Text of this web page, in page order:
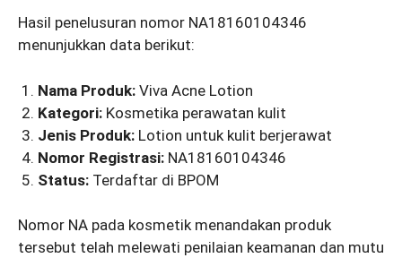
Hasil penelusuran nomor NA18160104346
menunjukkan data berikut:
Nama Produk: Viva Acne Lotion
Kategori: Kosmetika perawatan kulit
Jenis Produk: Lotion untuk kulit berjerawat
Nomor Registrasi: NA18160104346
Status: Terdaftar di BPOM
Nomor NA pada kosmetik menandakan produk
tersebut telah melewati penilaian keamanan dan mutu